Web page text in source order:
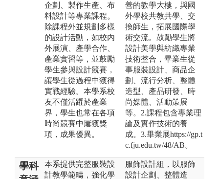
企劃、製作生產、布
料設計等專業課程。
除課程外並規劃多樣
的設計活動，如校內
外展演、產學合作、
產業實習等，並鼓勵
學生參與設計競賽，
讓學生從過程中獲得
實戰經驗。本學系校
友不僅活躍於產業
界，學生也常在各項
時尚競賽中屢獲獎
項，成果優異。
善的教學大樓，與國
外學校共教共學、交
換師生，拓展國際學
術交流。鼓勵學生將
設計美學與紡織專業
技術整合，畢業生從
事服裝設計、商品企
劃、流行分析、整體
造型、產品研發、時
尚媒體、活動策展
等。2.課程包含專業理
論及實作技術的養
成。3.畢業展https://gp.t
c.fju.edu.tw/48/AB。
學科
本系提供完整服裝設
計教學範疇，強化學
服飾設計組，以服飾
設計企劃、整體造